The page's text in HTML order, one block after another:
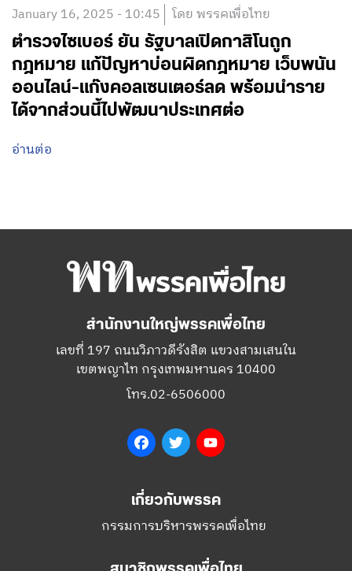
January 16, 2025 - 10:45 โดย พรรคเพื่อไทย
ตำรวจไซเบอร์ ยัน รัฐบาลเปิดกาสิโนถูก
กฎหมาย แก้ปัญหาบ่อนผิดกฎหมาย เว็บพนัน
ออนไลน์-แก๊งคอลเซนเตอร์ลด พร้อมนำราย
ได้จากส่วนนี้ไปพัฒนาประเทศต่อ
อ่านต่อ
สำนักงานใหญ่พรรคเพื่อไทย
เลขที่ 197 ถนนวิภาวดีรังสิต แขวงสามเสนใน
เขตพญาไท กรุงเทพมหานคร 10400
โทร.02-6506000
FacebookTwitter
เกี่ยวกับพรรค
กรรมการบริหารพรรคเพื่อไทย